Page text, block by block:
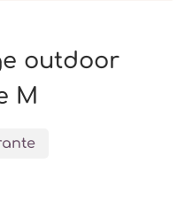
outdoor
M